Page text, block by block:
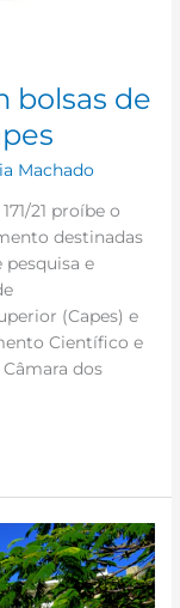
bolsas de
Machado
21 proíbe o
destinadas
pesquisa e
(Capes) e
Científico e
dos